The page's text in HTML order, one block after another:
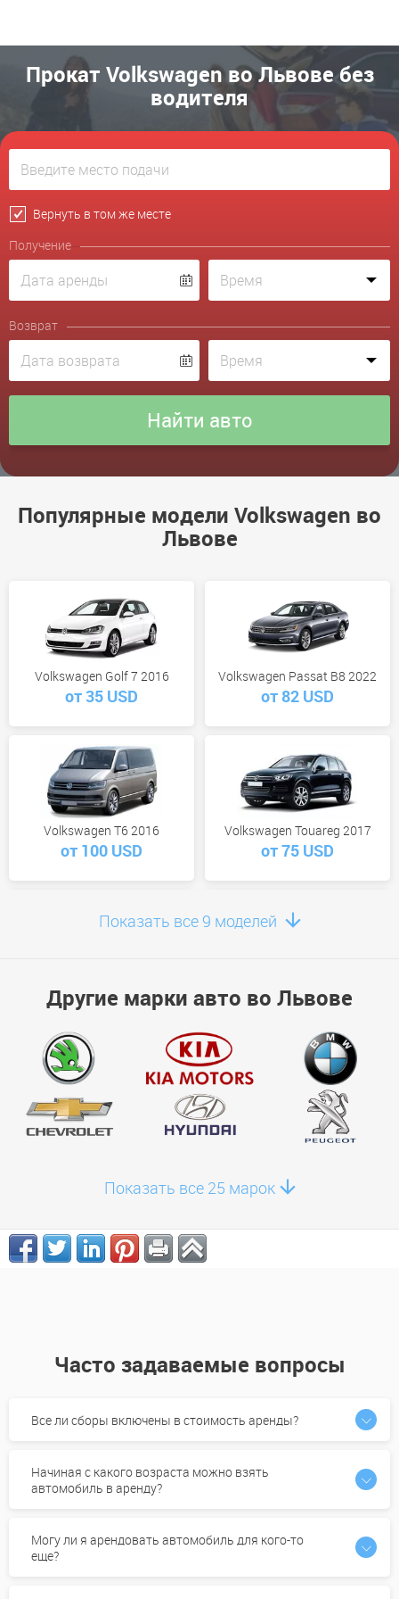
Прокат Volkswagen во Львове без
водителя
Вернуть в том же месте
Получение
Возврат
Популярные модели Volkswagen во
Львове
Volkswagen Golf 7 2016
от 35 USD
Volkswagen Passat B8 2022
от 82 USD
Volkswagen T6 2016
от 100 USD
Volkswagen Touareg 2017
от 75 USD
2014
2017
Volkswagen ID.4 Crozz 2026
Показать все 9 моделей
Другие марки авто во Львове
Показать все 25 марок
Часто задаваемые вопросы
Все ли сборы включены в стоимость аренды?
Начиная с какого возраста можно взять
автомобиль в аренду?
Могу ли я арендовать автомобиль для кого-то
еще?